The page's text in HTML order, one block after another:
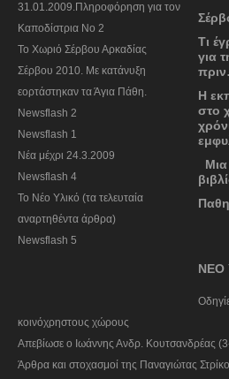
31.01.2009.Πληροφόρηση για τον
Καποδίστρια Νο 2
To Χωριό Σέρβου Αρκαδίας
Σέρβου 2010. Με κατάνυξη
εορτάστηκαν τα Άγια Πάθη.
Newsflash 2
Newsflash 1
Nέα μέχρι 24.3.2009
Newsflash 4
Το Νέο Υλικό (τα τελευταία
αναρτηθέντα άρθρα)
Newsflash 5
Τι
για
Η
στο
Μια
ΝΕΟ
κοινόχρηστους χώρους
Απεβίωσε ο Ιωάννης Ανδρ. Κουτσανδρέας
Άρθρα και στοχασμοί της Παναγιώτας